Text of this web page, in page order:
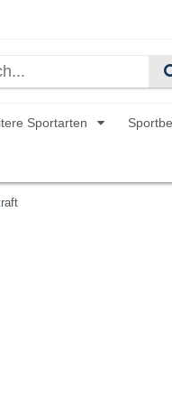
Sportarten